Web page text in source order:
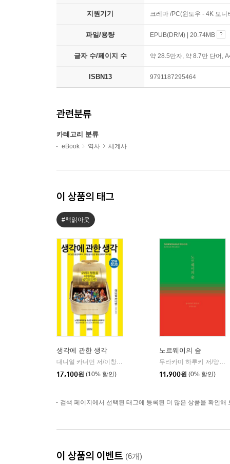
지원기기 크레마 /PC(윈도우 - 4K 모
파일/용량 EPUB(DRM) | 20.74MB
글자 수/페이지 수 약 28.5만자, 약 8.7만 단어,
ISBN13 9791187295464
관련분류
카테고리 분류
eBook 역사 세계사
이 상품의 태그
#책읽아웃
생각에 관한 생각
17,100원 (10% 할인)
노르웨이의 숲
11,900원 (0% 할인)
검색 페이지에서 선택된 태그에 등록된 더 많은 상품을 확인해
이 상품의 이벤트 (6개)